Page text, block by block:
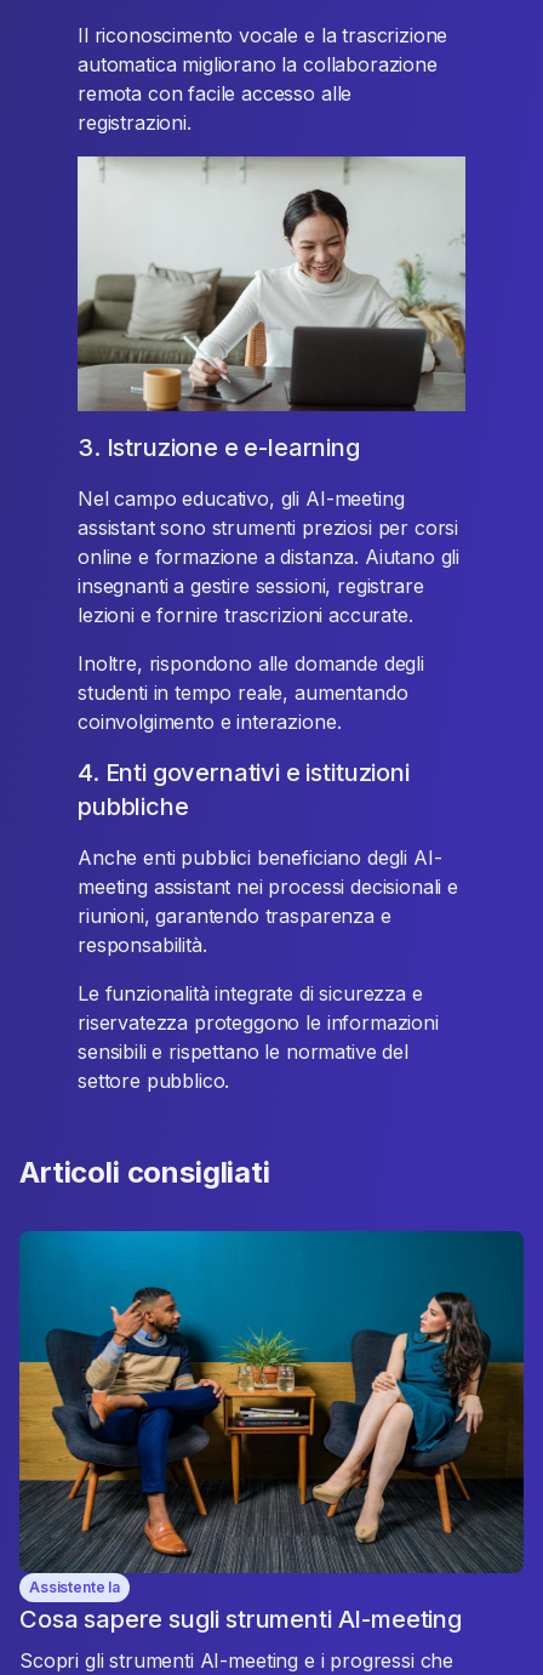
Il riconoscimento vocale e la trascrizione
automatica migliorano la collaborazione
remota con facile accesso alle
registrazioni.
3. Istruzione e e-learning
Nel campo educativo, gli AI-meeting
assistant sono strumenti preziosi per corsi
online e formazione a distanza. Aiutano gli
insegnanti a gestire sessioni, registrare
lezioni e fornire trascrizioni accurate.
Inoltre, rispondono alle domande degli
studenti in tempo reale, aumentando
coinvolgimento e interazione.
4. Enti governativi e istituzioni
pubbliche
Anche enti pubblici beneficiano degli AI-
meeting assistant nei processi decisionali e
riunioni, garantendo trasparenza e
responsabilità.
Le funzionalità integrate di sicurezza e
riservatezza proteggono le informazioni
sensibili e rispettano le normative del
settore pubblico.
Articoli consigliati
Assistente Ia
Cosa sapere sugli strumenti AI-meeting
Scopri gli strumenti AI-meeting e i progressi che